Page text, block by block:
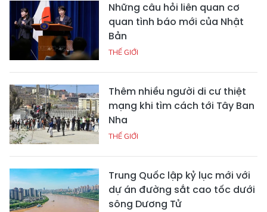
Những câu hỏi liên quan cơ
quan tình báo mới của Nhật
Bản
THẾ GIỚI
Thêm nhiều người di cư thiệt
mạng khi tìm cách tới Tây Ban
Nha
THẾ GIỚI
Trung Quốc lập kỷ lục mới với
dự án đường sắt cao tốc dưới
sông Dương Tử